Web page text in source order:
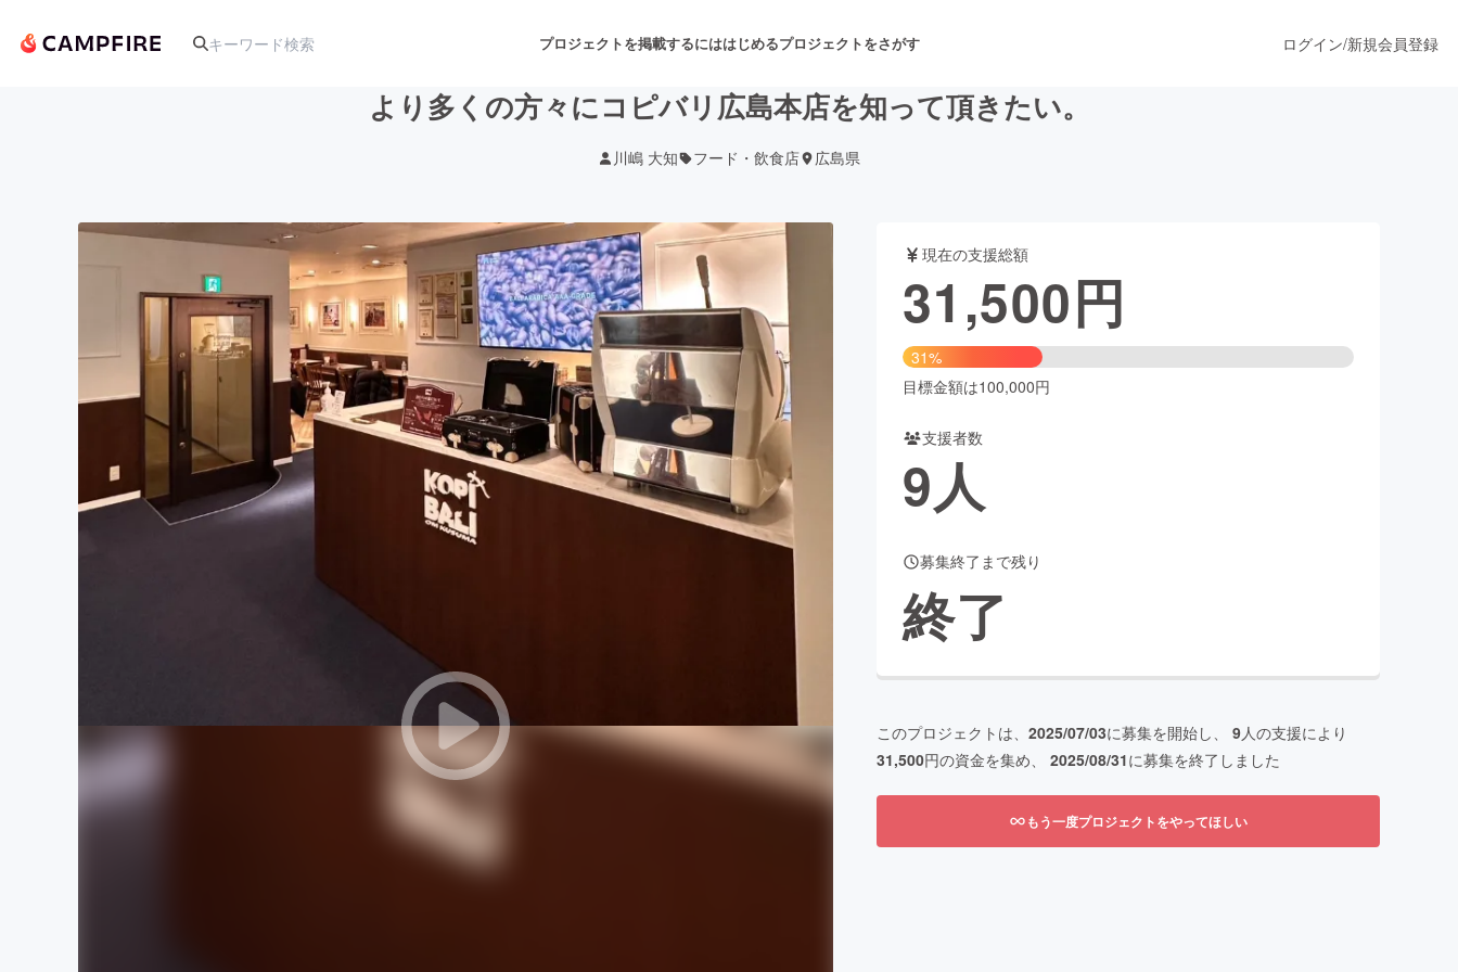
プロジェクトを掲載するにははじめるプロジェクトをさがす
アート・写真 音楽 舞台・パフォーマンス
テクノロジー・ガジェット ゲーム・サービス開発 ファッション
映像・映画 書籍・雑誌出版
ビジネス・起業 チャレンジ ビューティー・ヘルスケア
まちづくり・地域活性化
CAMPFIRE Creation
machi-ya
ログイン/新規会員登録
より多くの方々にコピバリ広島本店を知って頂きたい。
川嶋 大知 フード・飲食店 広島県
現在の支援総額
31,500円
31%
目標金額は100,000円
支援者数
9人
募集終了まで残り
終了
このプロジェクトは、 2025/07/03に募集を開始し、 9人の支援により
31,500円の資金を集め、 2025/08/31に募集を終了しました
もう一度プロジェクトをやってほしい